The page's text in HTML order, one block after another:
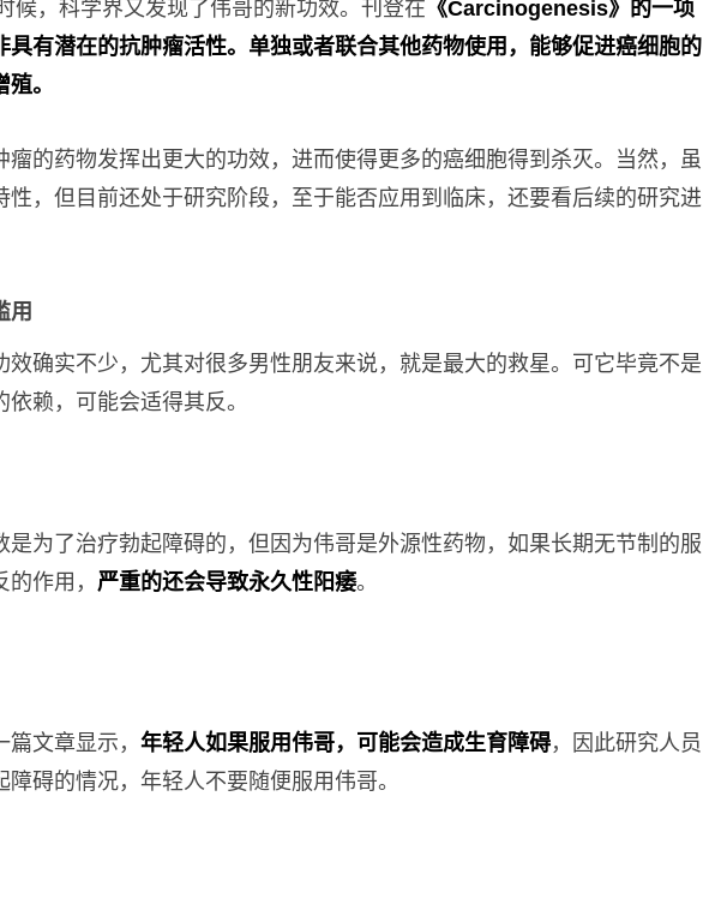
候，科学界又发现了伟哥的新功效。刊登在 《Carcinogenesis》的一项
具有潜在的抗肿瘤活性。单独或者联合其他药物使用，能够促进癌细胞的
。
瘤的药物发挥出更大的功效，进而使得更多的癌细胞得到杀灭。当然，虽
性，但目前还处于研究阶段，至于能否应用到临床，还要看后续的研究进
用
效确实不少，尤其对很多男性朋友来说，就是最大的救星。可它毕竟不是
赖，可能会适得其反。
是为了治疗勃起障碍的，但因为伟哥是外源性药物，如果长期无节制的服
作用， 严重的还会导致永久性阳痿。
篇文章显示， 年轻人如果服用伟哥，可能会造成生育障碍，因此研究人员
碍的情况，年轻人不要随便服用伟哥。